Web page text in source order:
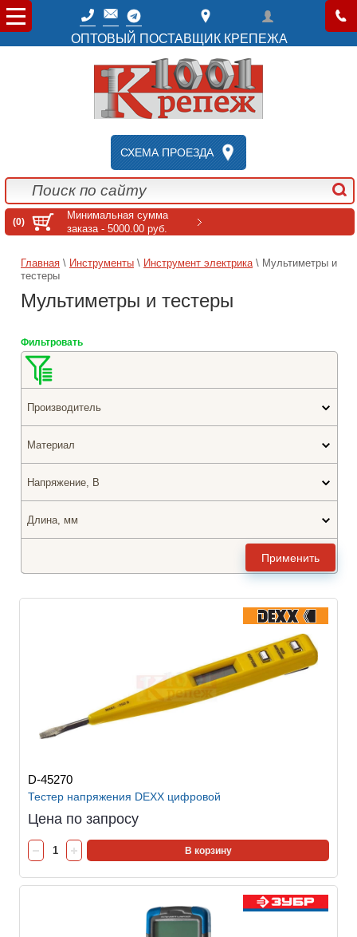
ОПТОВЫЙ ПОСТАВЩИК КРЕПЕЖА
СХЕМА ПРОЕЗДА
(0)
Минимальная сумма
заказа - 5000.00 руб.
Главная \ Инструменты \ Инструмент электрика\ Мультиметры и
тестеры
Мультиметры и тестеры
Фильтровать
Применить
Производитель
Материал
Напряжение, В
Длина, мм
D-45270
Тестер напряжения DEXX цифровой
Цена по запросу
В корзину